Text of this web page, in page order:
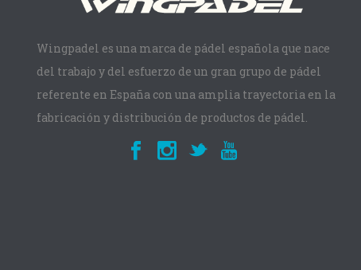
Wingpadel es una marca de pádel española que nace
del trabajo y del esfuerzo de un gran grupo de pádel
referente en España con una amplia trayectoria en la
fabricación y distribución de productos de pádel.